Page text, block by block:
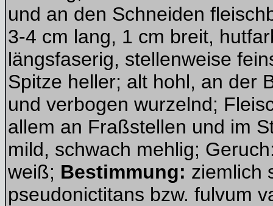
und an den Schneiden
3-4 cm lang, 1 cm breit,
längsfaserig, stellenweise
Spitze heller; alt hohl, an der
und verbogen wurzelnd;
allem an Fraßstellen und im
mild, schwach mehlig;
weiß; Bestimmung: ziemlich
pseudonictitans bzw. fulvum